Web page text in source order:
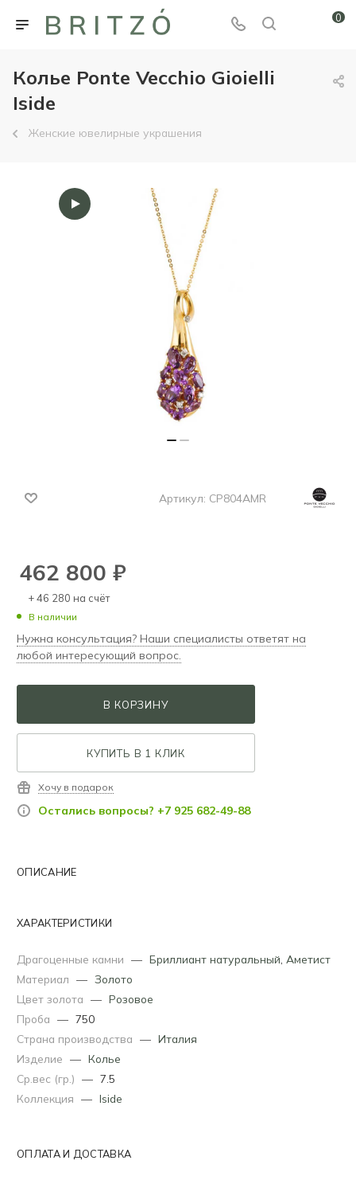
0
Колье Ponte Vecchio Gioielli
Iside
Женские ювелирные украшения
Артикул: CP804AMR
462 800 ₽
+ 46 280 на счёт
В наличии
Нужна консультация? Наши специалисты ответят на
любой интересующий вопрос.
В КОРЗИНУ
КУПИТЬ В 1 КЛИК
Хочу в подарок
Остались вопросы? +7 925 682-49-88
ОПИСАНИЕ
ХАРАКТЕРИСТИКИ
Драгоценные камни — Бриллиант натуральный Аметист
Материал — Золото
Цвет золота — Розовое
Проба — 750
Страна производства — Италия
Изделие — Колье
Ср.вес (гр.) — 7.5
Коллекция — Iside
ОПЛАТА И ДОСТАВКА